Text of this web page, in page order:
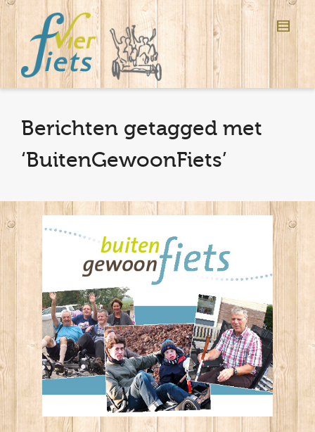
Berichten getagged met
‘BuitenGewoonFiets’